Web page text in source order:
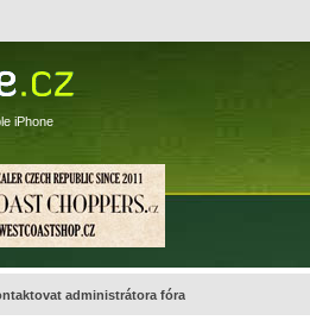
iPhone
administrátora fóra